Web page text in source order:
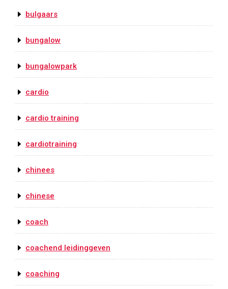
bulgaars
bungalow
bungalowpark
cardio
cardio training
cardiotraining
chinees
chinese
coach
coachend leidinggeven
coaching